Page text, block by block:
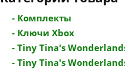
- Комплекты
- Ключи Xbox
- Tiny Tina's
- Tiny Tina's